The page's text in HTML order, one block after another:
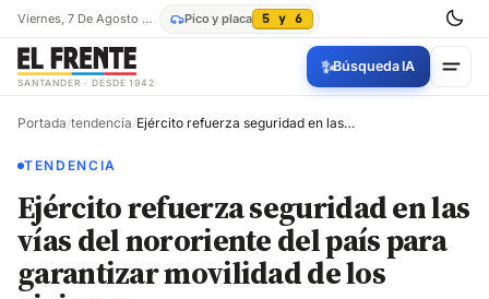
Viernes, 7 De Agosto De 2026 Pico y placa 5 y 6
SANTANDER · DESDE 1942
✨Búsqueda IA
Portada/tendencia/ Ejército refuerza seguridad en las vías del nororiente del país para garantizar movilidad de los viajeros
TENDENCIA
Ejército refuerza seguridad en las
vías del nororiente del país para
garantizar movilidad de los